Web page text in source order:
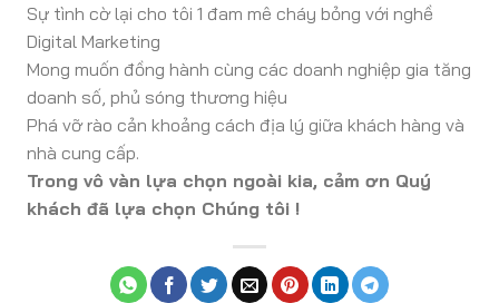
Sự tình cờ lại cho tôi 1 đam mê cháy bỏng với nghề
Digital Marketing
Mong muốn đồng hành cùng các doanh nghiệp gia tăng
doanh số, phủ sóng thương hiệu
Phá vỡ rào cản khoảng cách địa lý giữa khách hàng và
nhà cung cấp.
Trong vô vàn lựa chọn ngoài kia, cảm ơn Quý
khách đã lựa chọn Chúng tôi !